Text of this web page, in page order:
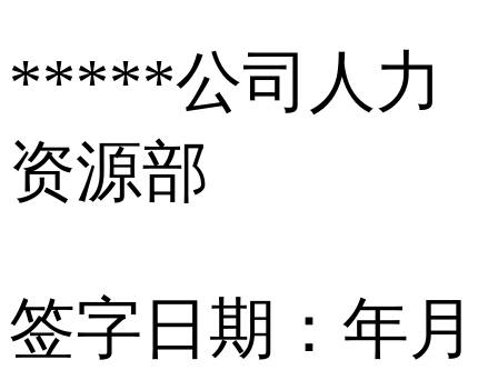
*****公司人力
资源部
签字日期：年月